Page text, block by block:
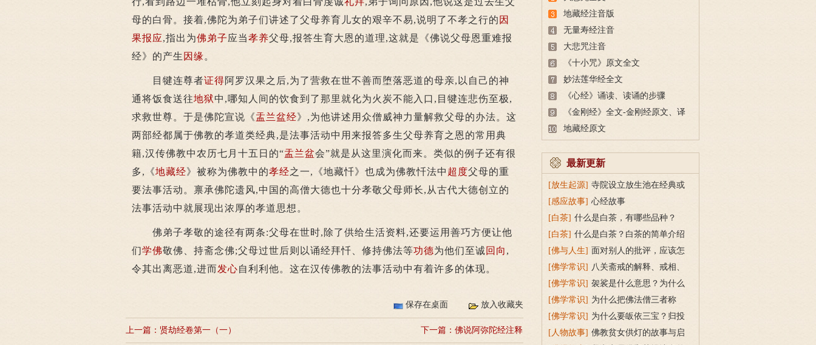
母的白骨。接着,佛陀为弟子们讲述了父母养育儿女的艰辛不易,说明了不孝之行的 因
果报应,指出为佛弟子应当孝养父母,报答生育大恩的道理,这就是《佛说父母恩重难报
经》的产生 因缘。
目犍连尊者证得阿罗汉果之后,为了营救在世不善而堕落恶道的母亲,以自己的神
通将饭食送往地狱中,哪知人间的饮食到了那里就化为火炭不能入口,目犍连悲伤至极,
求救世尊。于是佛陀宣说《盂兰盆经》,为他讲述用众僧威神力量解救父母的办法。这
两部经都属于佛教的孝道类经典,是法事活动中用来报答多生父母养育之恩的常用典
籍,汉传佛教中农历七月十五日的“盂兰盆会”就是从这里演化而来。类似的例子还有很
多,《地藏经》被称为佛教中的孝经之一,《地藏忏》也成为佛教忏法中 超度父母的重
要法事活动。禀承佛陀遗风,中国的高僧大德也十分孝敬父母师长,从古代大德创立的
法事活动中就展现出浓厚的孝道思想。
佛弟子孝敬的途径有两条:父母在世时,除了供给生活资料,还要运用善巧方便让他
们学佛敬佛、持斋念佛;父母过世后则以诵经拜忏、修持佛法等功德为他们至诚 回向 ,
令其出离恶道,进而发心自利利他。这在汉传佛教的法事活动中有着许多的体现。
保存在桌面 放入收藏夹
上一篇： 贤劫经卷第一（一） 下一篇： 佛说阿弥陀经注释
地藏经注音版
无量寿经注音
大悲咒注音
《十小咒》原文全文
妙法莲华经全文
《心经》诵读、读诵的步骤
《金刚经》全文-金刚经原文、译
文及释意
地藏经原文
最新更新
[放生起源] 寺院设立放生池在经典或
传统上有什么根据？
[感应故事] 心经故事
[白茶] 什么是白茶，有哪些品种？
[白茶] 什么是白茶？白茶的简单介绍
[佛与人生] 面对别人的批评，应该怎
么做？
[佛学常识] 八关斋戒的解释、戒相、
功德利益
[佛学常识] 袈裟是什么意思？为什么
叫福田衣？
[佛学常识] 为什么把佛法僧三者称
为“宝”？
[佛学常识] 为什么要皈依三宝？归投
三宝令身心安稳
[人物故事] 佛教贫女供灯的故事与启